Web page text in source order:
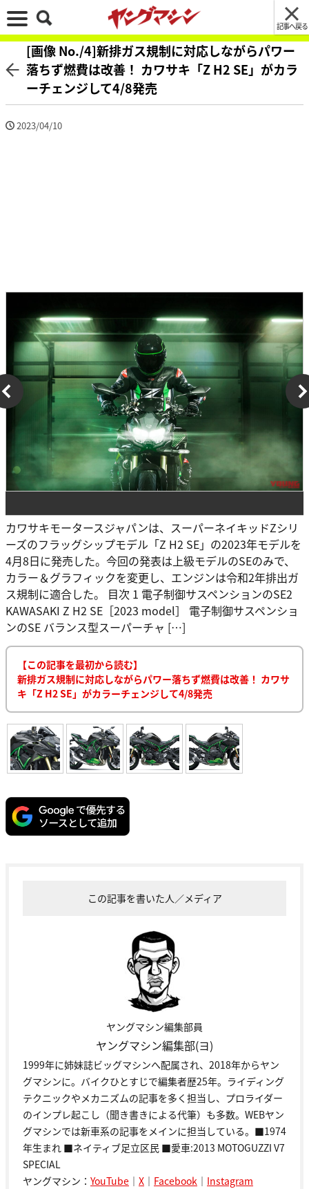
記事へ戻る
[画像 No./4]新排ガス規制に対応しながらパワー
落ちず燃費は改善！ カワサキ「Z H2 SE」がカラ
ーチェンジして4/8発売
2023/04/10
カワサキモータースジャパンは、スーパーネイキッドZシリ
ーズのフラッグシップモデル「Z H2 SE」の2023年モデルを
4月8日に発売した。今回の発表は上級モデルのSEのみで、
カラー＆グラフィックを変更し、エンジンは令和2年排出ガ
ス規制に適合した。 目次 1 電子制御サスペンションのSE2
KAWASAKI Z H2 SE［2023 model］ 電子制御サスペンショ
ンのSE バランス型スーパーチャ […]
【この記事を最初から読む】
新排ガス規制に対応しながらパワー落ちず燃費は改善！ カワサ
キ「Z H2 SE」がカラーチェンジして4/8発売
この記事を書いた人／メディア
ヤングマシン編集部員
ヤングマシン編集部(ヨ)
1999年に姉妹誌ビッグマシンへ配属され、2018年からヤン
グマシンに。バイクひとすじで編集者歴25年。ライディング
テクニックやメカニズムの記事を多く担当し、プロライダー
のインプレ起こし（聞き書きによる代筆）も多数。WEBヤン
グマシンでは新車系の記事をメインに担当している。■1974
年生まれ ■ネイティブ足立区民 ■愛車:2013 MOTOGUZZI V7
SPECIAL
ヤングマシン： YouTube ｜ X ｜ Facebook ｜ Instagram